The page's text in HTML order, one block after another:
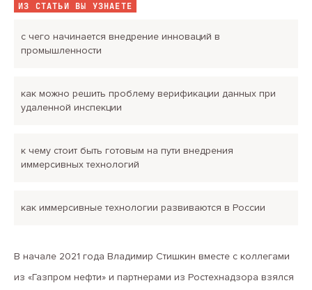
ИЗ СТАТЬИ ВЫ УЗНАЕТЕ
с чего начинается внедрение инноваций в
промышленности
как можно решить проблему верификации данных при
удаленной инспекции
к чему стоит быть готовым на пути внедрения
иммерсивных технологий
как иммерсивные технологии развиваются в России
В начале 2021 года Владимир Стишкин вместе с коллегами
из «Газпром нефти» и партнерами из Ростехнадзора взялся